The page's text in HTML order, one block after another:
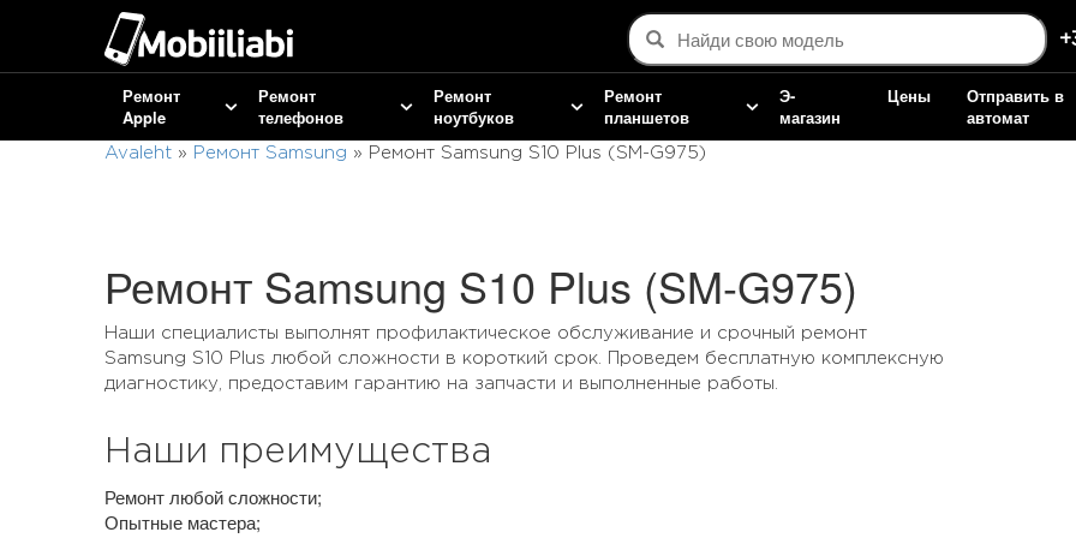
Ремонт
Apple
Ремонт
телефонов
Ремонт
ноутбуков
Ремонт
планшетов
Э-
магазин
Цены
Отправить в
автомат
Avaleht » Ремонт Samsung » Ремонт Samsung S10 Plus (SM-G975)
Ремонт Samsung S10 Plus (SM-G975)
Наши специалисты выполнят профилактическое обслуживание и срочный ремонт
Samsung S10 Plus любой сложности в короткий срок. Проведем бесплатную комплексную
диагностику, предоставим гарантию на запчасти и выполненные работы.
Наши преимущества
Ремонт любой сложности;
Опытные мастера;